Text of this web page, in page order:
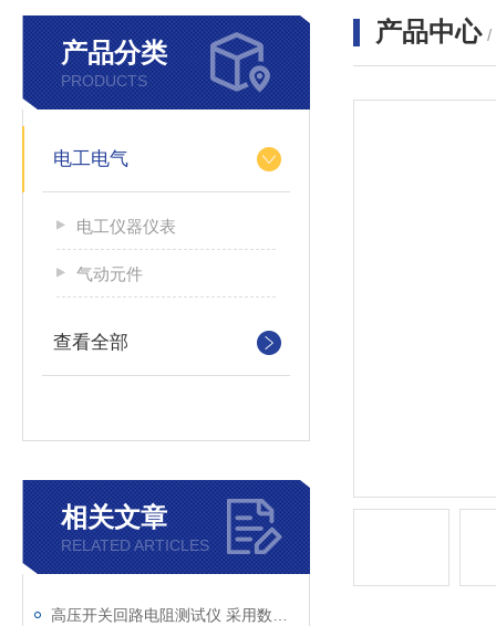
产品分类
PRODUCTS
电工电气
电工仪器仪表
气动元件
查看全部
相关文章
RELATED ARTICLES
产品中心 /